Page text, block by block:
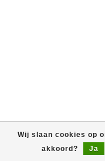
Wij slaan cookies op
akkoord?
Ja